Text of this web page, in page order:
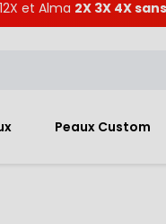
et Alma 2X 3X 4X
Peaux Custom